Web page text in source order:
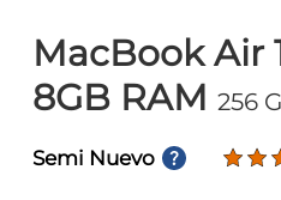
MacBook Air
8GB RAM 256
Semi Nuevo